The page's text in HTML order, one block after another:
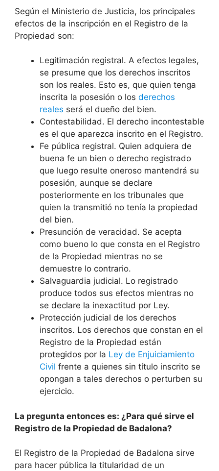
Según el Ministerio de Justicia, los principales
efectos de la inscripción en el Registro de la
Propiedad son:
Legitimación registral. A efectos legales,
se presume que los derechos inscritos
son los reales. Esto es, que quien tenga
inscrita la posesión o los derechos
reales será el dueño del bien.
Contestabilidad. El derecho incontestable
es el que aparezca inscrito en el Registro.
Fe pública registral. Quien adquiera de
buena fe un bien o derecho registrado
que luego resulte oneroso mantendrá su
posesión, aunque se declare
posteriormente en los tribunales que
quien la transmitió no tenía la propiedad
del bien.
Presunción de veracidad. Se acepta
como bueno lo que consta en el Registro
de la Propiedad mientras no se
demuestre lo contrario.
Salvaguardia judicial. Lo registrado
produce todos sus efectos mientras no
se declare la inexactitud por Ley.
Protección judicial de los derechos
inscritos. Los derechos que constan en el
Registro de la Propiedad están
protegidos por la Ley de Enjuiciamiento
Civil frente a quienes sin título inscrito se
opongan a tales derechos o perturben su
ejercicio.
La pregunta entonces es: ¿Para qué sirve el
Registro de la Propiedad de Badalona?
El Registro de la Propiedad de Badalona sirve
para hacer pública la titularidad de un